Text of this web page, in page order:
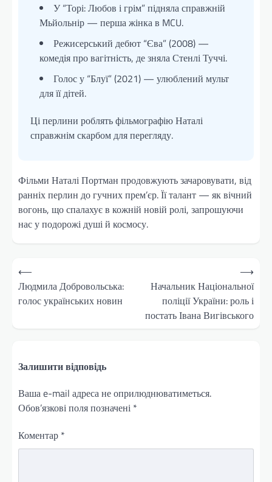
У “Торі: Любов і грім” підняла справжній
Мьйольнір — перша жінка в MCU.
Режисерський дебют “Єва” (2008) —
комедія про вагітність, де зняла Стенлі Туччі.
Голос у “Блуї” (2021) — улюблений мульт
для її дітей.
Ці перлини роблять фільмографію Наталі
справжнім скарбом для перегляду.
Фільми Наталі Портман продовжують зачаровувати, від
ранніх перлин до гучних прем’єр. Її талант — як вічний
вогонь, що спалахує в кожній новій ролі, запрошуючи
нас у подорожі душі й космосу.
Навігація
записів
⟵
Людмила Добровольська:
голос українських новин
Начальник Національної
поліції України: роль і
постать Івана Вигівського
⟶
Залишити відповідь
Ваша e-mail адреса не оприлюднюватиметься.
Обов’язкові поля позначені *
Коментар *